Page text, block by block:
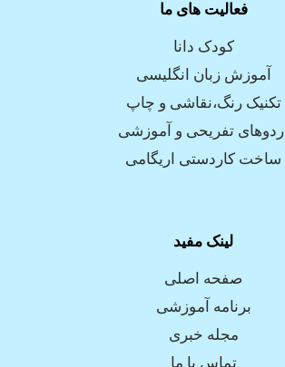
لینک مفید
صفحه اصلی
برنامه آموزشی
مجله خبری
تماس با ما
فعالیت های ما
کودک دانا
آموزش زبان انگلیسی
تکنیک رنگ،نقاشی و چاپ
اردوهای تفریحی و آموزشی
ساخت کاردستی اریگامی